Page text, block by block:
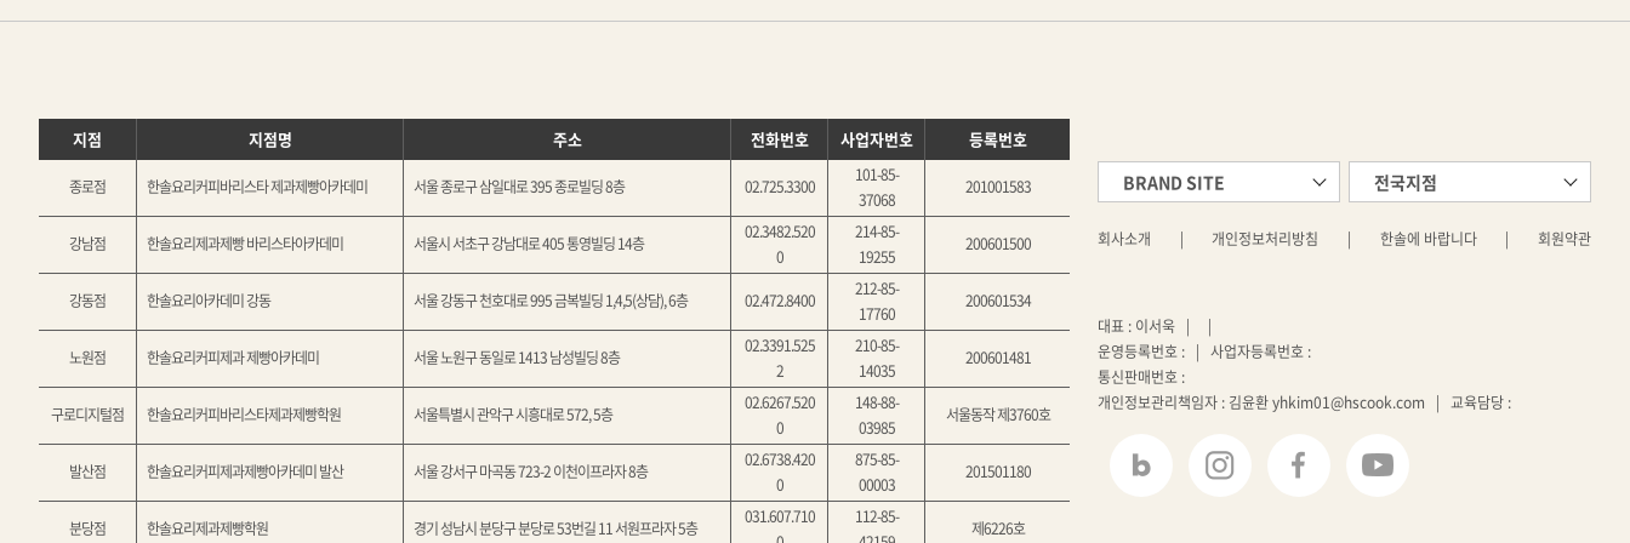
지점 지점명 주소 전화번호 사업자번호 등록번호
종로점 한솔요리커피바리스타 제과제빵아카데미 서울 종로구 삼일대로 395 종로빌딩 8층 02.725.3300
101-85-
37068
201001583
강남점 한솔요리제과제빵 바리스타아카데미 서울시 서초구 강남대로 405 통영빌딩 14층
02.3482.520
0
214-85-
19255
200601500
강동점 한솔요리아카데미 강동 서울 강동구 천호대로 995 금복빌딩 1,4,5(상담), 6층 02.472.8400
212-85-
17760
200601534
노원점 한솔요리커피제과 제빵아카데미 서울 노원구 동일로 1413 남성빌딩 8층
02.3391.525
2
210-85-
14035
200601481
구로디지털점 한솔요리커피바리스타제과제빵학원 서울특별시 관악구 시흥대로 572, 5층
02.6267.520
0
148-88-
03985
서울동작 제3760호
발산점 한솔요리커피제과제빵아카데미 발산 서울 강서구 마곡동 723-2 이천이프라자 8층
02.6738.420
0
875-85-
00003
201501180
분당점 한솔요리제과제빵학원 경기 성남시 분당구 분당로 53번길 11 서원프라자 5층
031.607.710
112-85-
제6226호
BRAND SITE 전국지점
회사소개 | 개인정보처리방침 | 한솔에 바랍니다 | 회원약관
대표 : 이서욱 |
|
운영등록번호 : | 사업자등록번호 :
통신판매번호 :
개인정보관리책임자 : 김윤환 yhkim01@hscook.com
| 교육담당 :